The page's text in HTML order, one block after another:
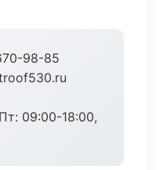
98-85
09:00-18:00,